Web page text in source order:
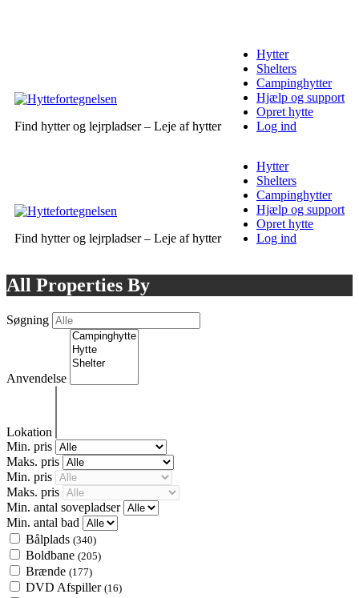
Find hytter og lejrpladser – Leje af hytter
Hytter
Shelters
Campinghytter
Hjælp og support
Opret hytte
Log ind
Find hytter og lejrpladser – Leje af hytter
Hytter
Shelters
Campinghytter
Hjælp og support
Opret hytte
Log ind
All Properties By
Søgning
Anvendelse
Lokation
Min. pris
Maks. pris
Min. pris
Maks. pris
Min. antal sovepladser
Min. antal bad
Bålplads (340)
Boldbane (205)
Brænde (177)
DVD Afspiller (16)